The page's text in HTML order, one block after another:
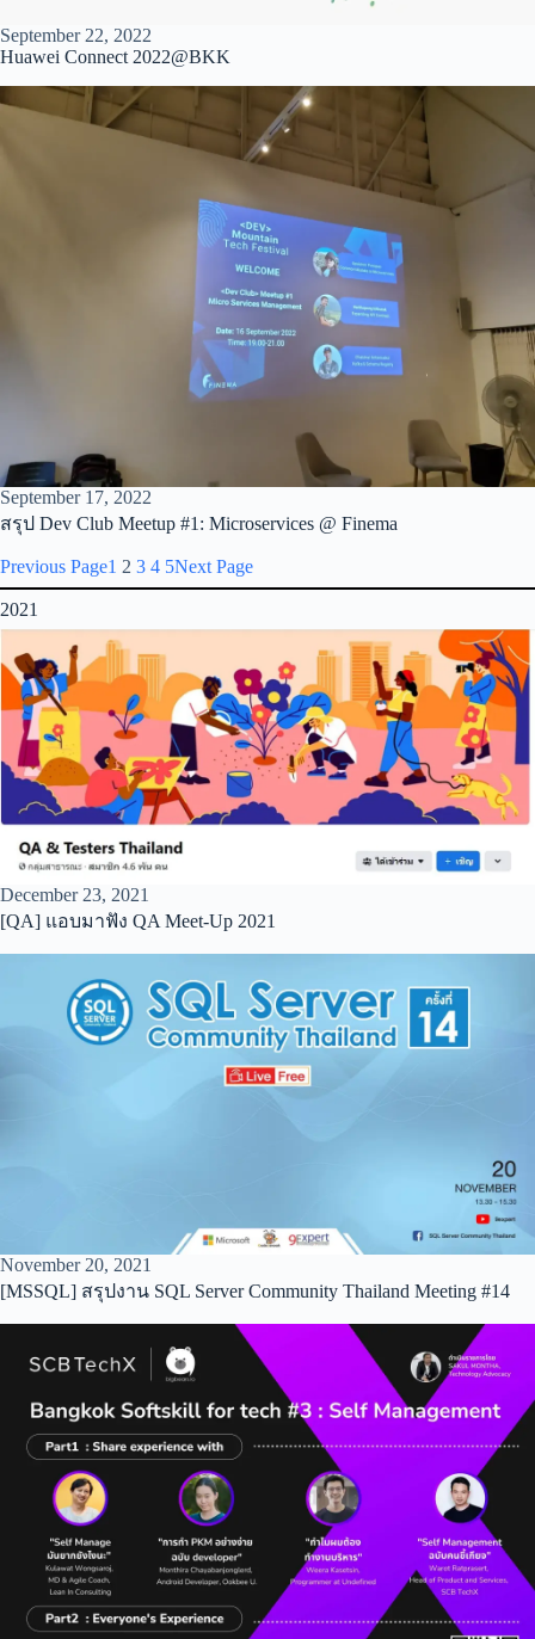
September 22, 2022
Huawei Connect 2022@BKK
September 17, 2022
สรุป Dev Club Meetup #1: Microservices @ Finema
Previous Page1 2 3 4 5Next Page
2021
December 23, 2021
[QA] แอบมาฟัง QA Meet-Up 2021
November 20, 2021
[MSSQL] สรุปงาน SQL Server Community Thailand Meeting #14